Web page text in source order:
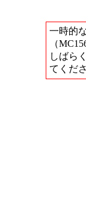
一時的
（
しばら
てくだ